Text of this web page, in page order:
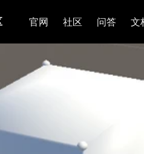
官网 社区 问答 文